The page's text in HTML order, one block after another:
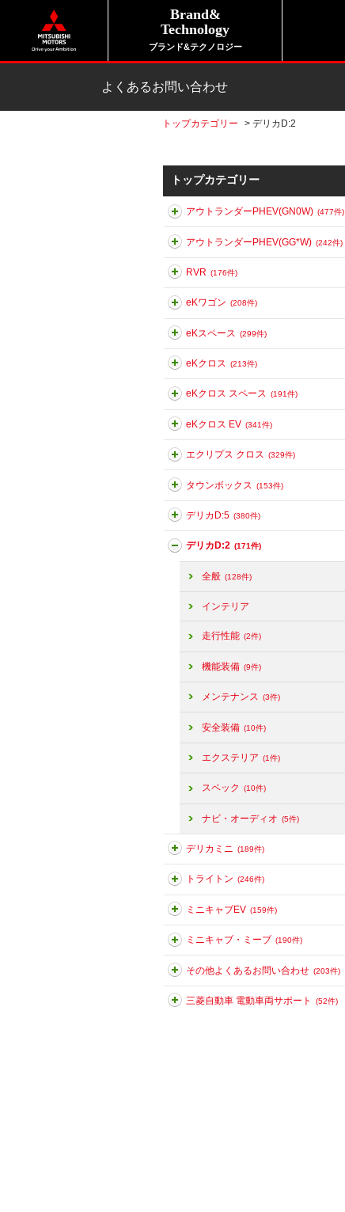
Brand&
Technology
ブランド&テクノロジー
よくあるお問い合わせ
トップカテゴリー > デリカD:2
トップカテゴリー
アウトランダーPHEV(GN0W) (477件)
アウトランダーPHEV(GG*W) (242件)
RVR (176件)
eKワゴン (208件)
eKスペース (299件)
eKクロス (213件)
eKクロス スペース (191件)
eKクロス EV (341件)
エクリプス クロス (329件)
タウンボックス (153件)
デリカD:5 (380件)
デリカD:2 (171件)
全般 (128件)
インテリア
走行性能 (2件)
機能装備 (9件)
メンテナンス (3件)
安全装備 (10件)
エクステリア (1件)
スペック (10件)
ナビ・オーディオ (5件)
デリカミニ (189件)
トライトン (246件)
ミニキャブEV (159件)
ミニキャブ・ミーブ (190件)
その他よくあるお問い合わせ (203件)
三菱自動車 電動車両サポート (52件)